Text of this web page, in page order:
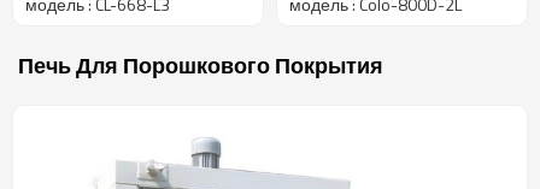
Печь Для Порошкового Покрытия